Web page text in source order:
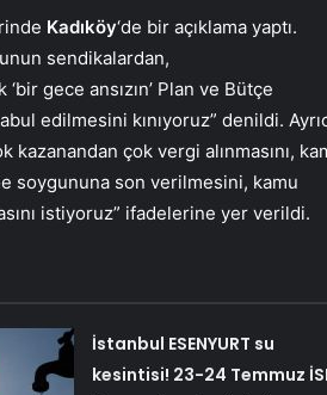
Kadıköy‘de bir açıklama yaptı.
sendikalardan,
gece ansızın’ Plan ve Bütçe
edilmesini kınıyoruz” denildi.
çok vergi alınmasını,
soygununa son verilmesini, kamu
istiyoruz” ifadelerine yer verildi.
İstanbul ESENYURT su
kesintisi! 23-24 Temmuz